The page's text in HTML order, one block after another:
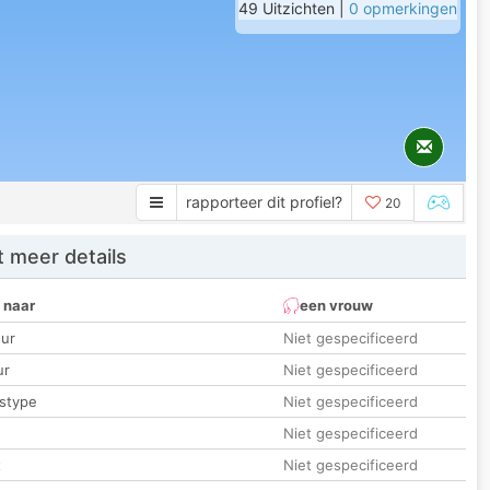
49 Uitzichten | 0 opmerkingen
rapporteer dit profiel? 20
meer details
naar
een vrouw
Niet gespecificeerd
Niet gespecificeerd
Niet gespecificeerd
Niet gespecificeerd
Niet gespecificeerd